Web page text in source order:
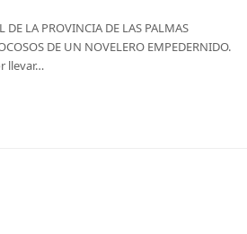
LA PROVINCIA DE LAS PALMAS
DE UN NOVELERO EMPEDERNIDO.
llevar…